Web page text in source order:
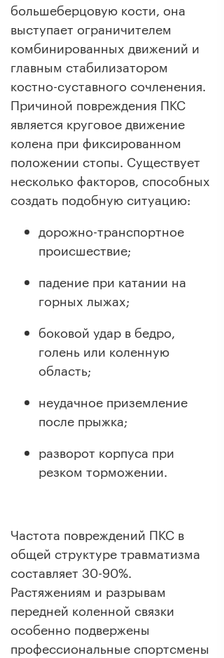
большеберцовую кости, она
выступает ограничителем
комбинированных движений и
главным стабилизатором
костно-суставного сочленения.
Причиной повреждения ПКС
является круговое движение
колена при фиксированном
положении стопы. Существует
несколько факторов, способных
создать подобную ситуацию:
дорожно-транспортное
происшествие;
падение при катании на
горных лыжах;
боковой удар в бедро,
голень или коленную
область;
неудачное приземление
после прыжка;
разворот корпуса при
резком торможении.
Частота повреждений ПКС в
общей структуре травматизма
составляет 30-90%.
Растяжениям и разрывам
передней коленной связки
особенно подвержены
профессиональные спортсмены